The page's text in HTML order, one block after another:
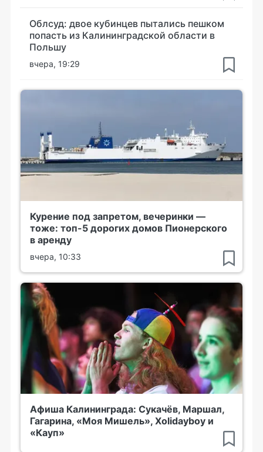
Облсуд: двое кубинцев пытались пешком
попасть из Калининградской области в
Польшу
вчера, 19:29
Курение под запретом, вечеринки —
тоже: топ-5 дорогих домов Пионерского
в аренду
вчера, 10:33
Афиша Калининграда: Сукачёв, Маршал,
Гагарина, «Моя Мишель», Xolidayboy и
«Кауп»